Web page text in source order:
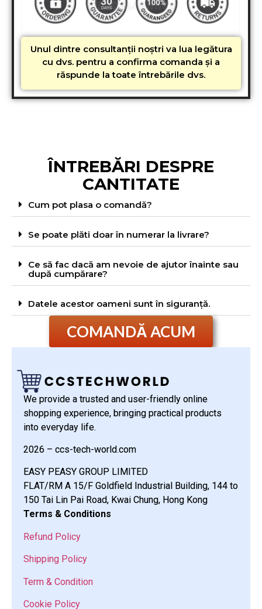
Unul dintre consultanții noștri va lua legătura
cu dvs. pentru a confirma comanda și a
răspunde la toate întrebările dvs.
ÎNTREBĂRI DESPRE
CANTITATE
Cum pot plasa o comandă?
Se poate plăti doar în numerar la livrare?
Ce să fac dacă am nevoie de ajutor înainte sau
după cumpărare?
Datele acestor oameni sunt în siguranță.
COMANDĂ ACUM
We provide a trusted and user-friendly online
shopping experience, bringing practical products
into everyday life.
2026 – ccs-tech-world.com
EASY PEASY GROUP LIMITED
FLAT/RM A 15/F Goldfield Industrial Building, 144 to
150 Tai Lin Pai Road, Kwai Chung, Hong Kong
Terms & Conditions
Refund Policy
Shipping Policy
Term & Condition
Cookie Policy